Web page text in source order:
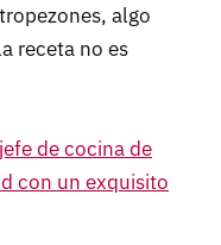
algo
receta no es
de cocina de
con un exquisito